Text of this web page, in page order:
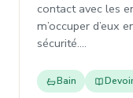
contact avec les
m’occuper d’eux
sécurité.…
Bain